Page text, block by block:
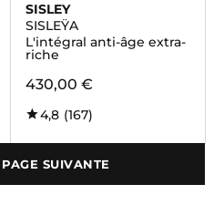
SISLEY
SISLEŸA
L'intégral anti-âge extra-
riche
430,00 €
4,8 (167)
SUIVANTE